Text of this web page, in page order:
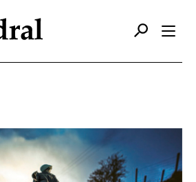
Autores
Editorial